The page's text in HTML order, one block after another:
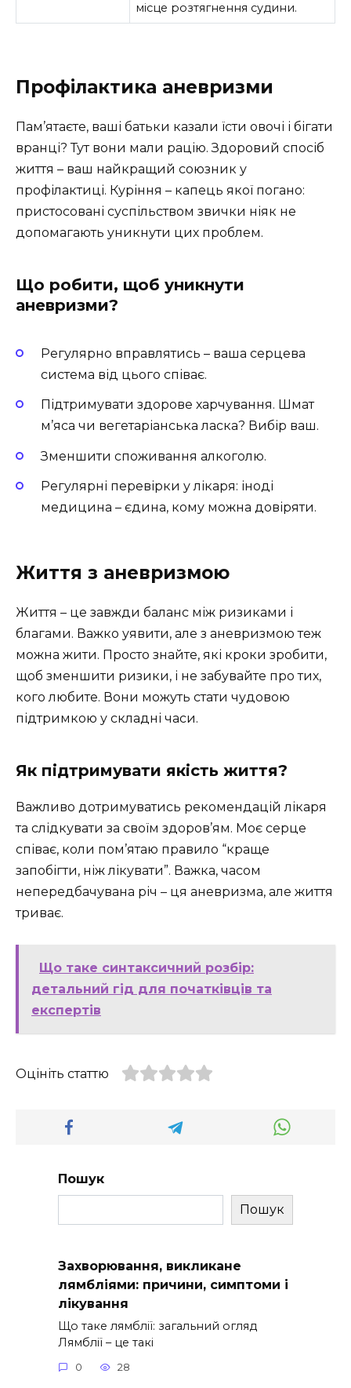
місце розтягнення судини.
Профілактика аневризми
Пам’ятаєте, ваші батьки казали їсти овочі і бігати
вранці? Тут вони мали рацію. Здоровий спосіб
життя – ваш найкращий союзник у
профілактиці. Куріння – капець якої погано:
пристосовані суспільством звички ніяк не
допомагають уникнути цих проблем.
Що робити, щоб уникнути
аневризми?
Регулярно вправлятись – ваша серцева
система від цього співає.
Підтримувати здорове харчування. Шмат
м’яса чи вегетаріанська ласка? Вибір ваш.
Зменшити споживання алкоголю.
Регулярні перевірки у лікаря: іноді
медицина – єдина, кому можна довіряти.
Життя з аневризмою
Життя – це завжди баланс між ризиками і
благами. Важко уявити, але з аневризмою теж
можна жити. Просто знайте, які кроки зробити,
щоб зменшити ризики, і не забувайте про тих,
кого любите. Вони можуть стати чудовою
підтримкою у складні часи.
Як підтримувати якість життя?
Важливо дотримуватись рекомендацій лікаря
та слідкувати за своїм здоров’ям. Моє серце
співає, коли пом’ятаю правило “краще
запобігти, ніж лікувати”. Важка, часом
непередбачувана річ – ця аневризма, але життя
триває.
Що таке синтаксичний розбір:
детальний гід для початківців та
експертів
Оцініть статтю
Пошук
Пошук
Захворювання, викликане
лямбліями: причини, симптоми і
лікування
Що таке лямблії: загальний огляд
Лямблії – це такі
0 28